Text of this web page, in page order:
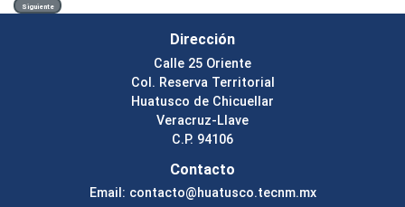
Siguiente
Dirección
Calle 25 Oriente
Col. Reserva Territorial
Huatusco de Chicuellar
Veracruz-Llave
C.P. 94106
Contacto
Email: contacto@huatusco.tecnm.mx